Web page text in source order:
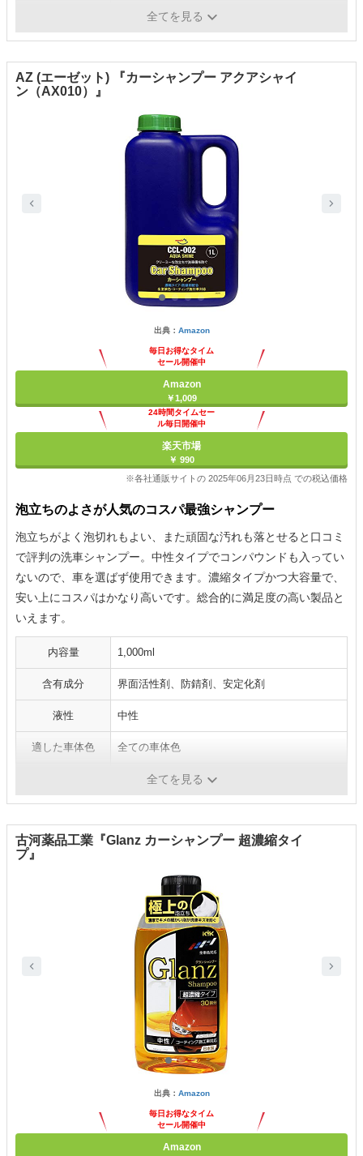
全てを見る
AZ (エーゼット) 『カーシャンプー アクアシャイ
ン（AX010）』
出典： Amazon
毎日お得なタイム
セール開催中
Amazon
￥1,009
24時間タイムセー
ル毎日開催中
楽天市場
￥ 990
※各社通販サイトの 2025年06月23日時点 での税込価格
泡立ちのよさが人気のコスパ最強シャンプー
泡立ちがよく泡切れもよい、また頑固な汚れも落とせると口コミ
で評判の洗車シャンプー。中性タイプでコンパウンドも入ってい
ないので、車を選ばず使用できます。濃縮タイプかつ大容量で、
安い上にコスパはかなり高いです。総合的に満足度の高い製品と
いえます。
内容量 1,000ml
含有成分 界面活性剤、防錆剤、安定化剤
液性 中性
適した車体色 全ての車体色
全てを見る
古河薬品工業『Glanz カーシャンプー 超濃縮タイ
プ』
出典： Amazon
毎日お得なタイム
セール開催中
Amazon